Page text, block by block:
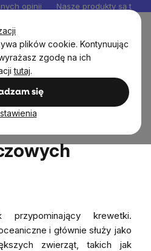
plików cookie. Kontynuując
zgodę na ich
tutaj.
się
opinii Nasze produkty są
źródło kwasów tłuszczowych
źródło
krewetki.
i głównie służy jako
zwierząt, takich jak